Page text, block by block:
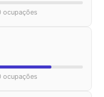
ocupações
ocupações